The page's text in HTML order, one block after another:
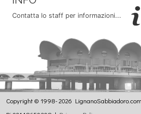
Contatta lo staff per informazioni...
Copyright © 1998- 2026 LignanoSabbiadoro.com